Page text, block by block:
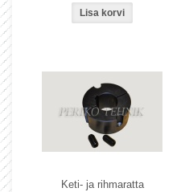
Keti- ja rihmaratta